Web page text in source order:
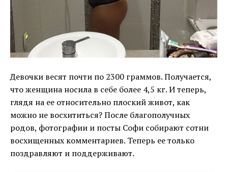
Девочки весят почти по 2300 граммов. Получается,
что женщина носила в себе более 4,5 кг. И теперь,
глядя на ее относительно плоский живот, как
можно не восхититься? После благополучных
родов, фотографии и посты Софи собирают сотни
восхищенных комментариев. Теперь ее только
поздравляют и поддерживают.